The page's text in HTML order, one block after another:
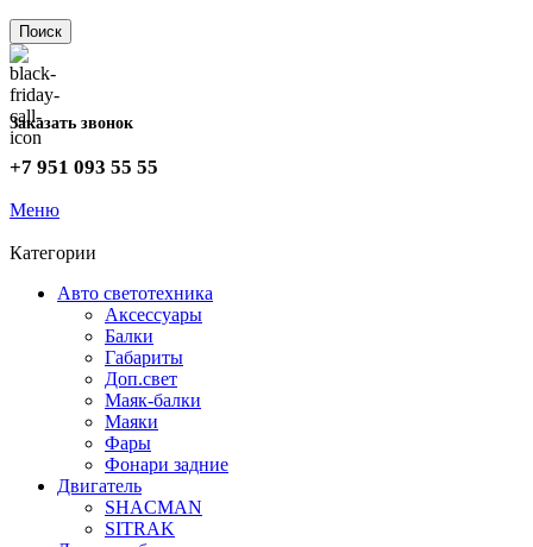
Поиск
Заказать звонок
+7 951 093 55 55
Меню
Категории
Авто светотехника
Аксессуары
Балки
Габариты
Доп.свет
Маяк-балки
Маяки
Фары
Фонари задние
Двигатель
SHACMAN
SITRAK